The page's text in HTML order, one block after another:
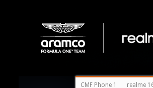
CMF Phone 1 realme